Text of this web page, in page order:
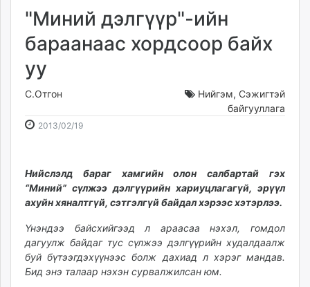
Төрийн
dorgio.mn
Gogo.mn
news.mn
tovch.mn
ikon.mn
mnb.mn
Livetv.mn
Eguur.mn
24tsag.mn
shuud.mn
"Миний дэлгүүр"-ийн
бараанаас хордсоор байх
уу
С.Отгон Нийгэм, Сэжигтэй
байгууллага
2013/02/192013-
23:49:40
2026-
15:24:23
Нийслэлд бараг хамгийн олон салбартай гэх
“Миний” сүлжээ дэлгүүрийн хариуцлагагүй, эрүүл
ахуйн хяналтгүй, сэтгэлгүй байдал хэрээс хэтэрлээ.
Үнэндээ байсхий­гээд л араасаа нэхэл, гомдол
дагуулж байдаг тус сүлжээ дэлгүүрийн худалдаалж
буй бүтээгдэхүүнээс болж дахиад л хэрэг мандав.
Бид энэ талаар нэхэн сурвалжилсан юм.